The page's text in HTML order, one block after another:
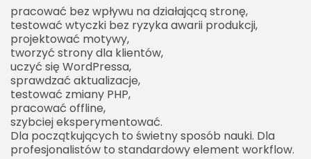
pracować bez wpływu na działającą stronę,
testować wtyczki bez ryzyka awarii produkcji,
projektować motywy,
tworzyć strony dla klientów,
uczyć się WordPressa,
sprawdzać aktualizacje,
testować zmiany PHP,
pracować offline,
szybciej eksperymentować.
Dla początkujących to świetny sposób nauki. Dla
profesjonalistów to standardowy element workflow.